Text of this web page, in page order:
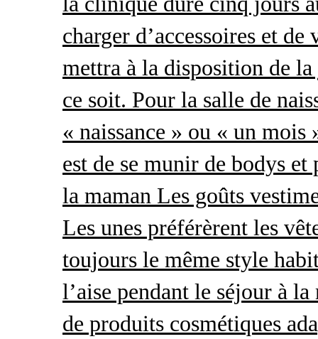
charger d’accessoires et
mettra à la disposition de
ce soit. Pour la salle de
« naissance » ou « un
est de se munir de bodys
la maman Les goûts
Les unes préférèrent les
toujours le même style
l’aise pendant le séjour à
de produits cosmétiques